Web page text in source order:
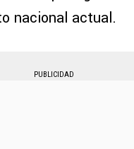
nacional actual.
PUBLICIDAD